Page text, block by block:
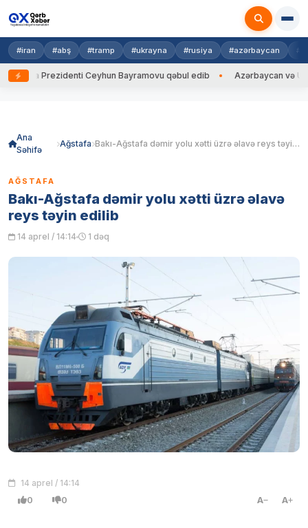
#iran #abş #tramp #ukrayna #rusiya #azərbaycan
Prezidenti Ceyhun Bayramovu qəbul edib Azərbaycan və
Ana
Səhifə
Ağstafa Bakı-Ağstafa dəmir yolu xətti üzrə əlavə reys təyin edilib
AĞSTAFA
Bakı-Ağstafa dəmir yolu xətti üzrə əlavə
reys təyin edilib
14 aprel / 14:14 1 dəq
14 aprel / 14:14
0 0 A A